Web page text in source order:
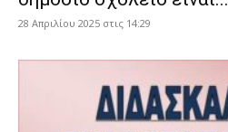
28 Απριλίου 2025 στις 14:29